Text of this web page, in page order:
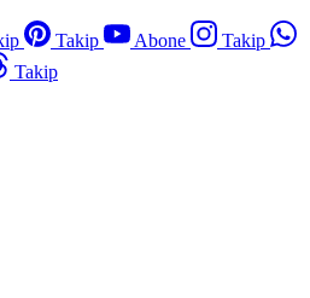
Takip Abone
Takip
Takip